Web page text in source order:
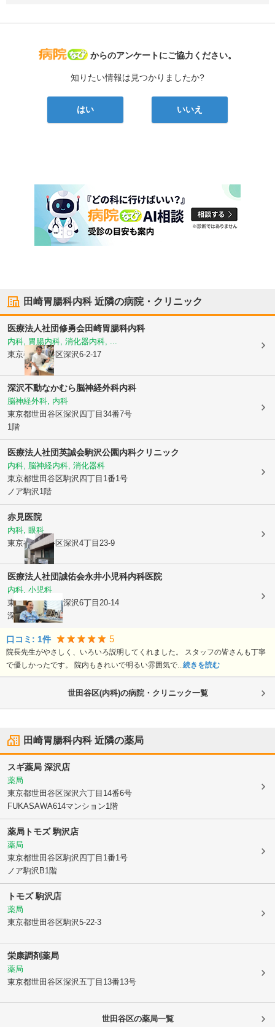
病院なび
からのアンケートにご協力ください。
知りたい情報は見つかりましたか?
はい いいえ
田崎胃腸科内科近隣の病院・クリニック
医療法人社団修勇会田崎胃腸科内科
内科, 胃腸内科, 消化器内科, ...
東京都世田谷区深沢6-2-17
深沢不動なかむら脳神経外科内科
脳神経外科, 内科
東京都世田谷区深沢四丁目34番7号
1階
医療法人社団英誠会駒沢公園内科クリニック
内科, 脳神経内科, 消化器科
東京都世田谷区駒沢四丁目1番1号
ノア駒沢1階
赤見医院
内科, 眼科
東京都世田谷区深沢4丁目23-9
医療法人社団誠佑会永井小児科内科医院
内科, 小児科
東京都世田谷区深沢6丁目20-14
深沢プラザ1F
口コミ: 1件 5
院長先生がやさしく、いろいろ説明してくれました。 スタッフの皆さんも丁寧
で優しかったです。 院内もきれいで明るい雰囲気で...続きを読む
世田谷区(内科)の病院・クリニック一覧
田崎胃腸科内科近隣の薬局
スギ薬局 深沢店
薬局
東京都世田谷区深沢六丁目14番6号
FUKASAWA614マンション1階
薬局トモズ 駒沢店
薬局
東京都世田谷区駒沢四丁目1番1号
ノア駒沢B1階
トモズ 駒沢店
薬局
東京都世田谷区駒沢5-22-3
栄康調剤薬局
薬局
東京都世田谷区深沢五丁目13番13号
世田谷区の薬局一覧